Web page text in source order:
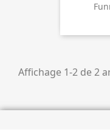
Affichage 1-2 de 2